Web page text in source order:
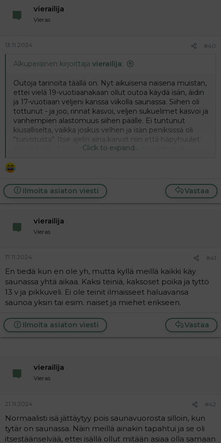
vierailija
Vieras
13.11.2024 #40
Alkuperäinen kirjoittaja vierailija:
Outoja tarinoita täällä on. Nyt aikuisena naisena muistan,
ettei vielä 19-vuotiaanakaan ollut outoa käydä isän, äidin
ja 17-vuotiaan veljeni kanssa viikolla saunassa. Siihen oli
tottunut - ja joo, rinnat kasvoi, veljen sukuelimet kasvoi ja
vanhempien alastomuus siihen päälle. Ei tuntunut
kiusalliselta, vaikka joskus velhen ja isän peniksissä oli
"turvotusta". Itse ajelin aina karvat niin että häpyhuulet
oli näkösällä. Mitä sitten? Kumpikaan ei osoittanut
Click to expand...
Vastaa
Ilmoita asiaton viesti
vierailija
Vieras
17.11.2024 #41
En tiedä kun en ole yh, mutta kyllä meillä kaikki käy
saunassa yhtä aikaa. Kaksi teiniä, kaksoset poika ja tyttö
13 v ja pikkuveli. Ei ole teinit ilmaisseet haluavansa
saunoa yksin tai esim. naiset ja miehet erikseen.
Vastaa
Ilmoita asiaton viesti
vierailija
Vieras
21.11.2024 #42
Normaalisti isä jättäytyy pois saunavuorosta silloin, kun
tytär on saunassa. Näin meillä ainakin tapahtui ja se oli
itsestäänselvää, ettei isällä ollut mitään asiaa olla samaan